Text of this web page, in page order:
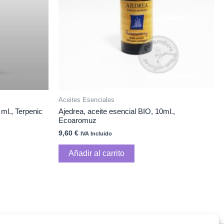
Terpenic
Aceites Esenciales
Ajedrea, aceite esencial BIO, 10ml.,
Ecoaromuz
9,60 € IVA Incluido
Añadir al carrito